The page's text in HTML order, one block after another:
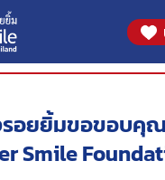
ที่ร่วมสนับ
รอยยิ้มขอขอบคุ
Smile